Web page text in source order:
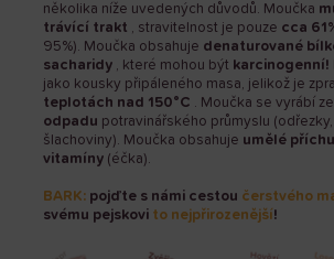
několika níže uvedených důvodů. Moučka
trávící trakt , stravitelnost je pouze cca
95%). Moučka obsahuje denaturované
sacharidy , které mohou být karcinogenní!
jako kousky připáleného masa, jelikož je
teplotách nad 150°C . Moučka se vyrábí ze
odpadu potravinářského průmyslu
šlachoviny). Moučka obsahuje umělé
vitamíny (éčka).
BARK: pojďte s námi cestou čerstvého
svému pejskovi to nejpřirozenější!